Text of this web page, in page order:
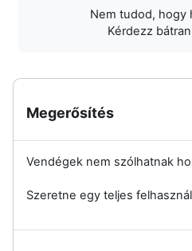
Nem tudod, hogy
Kérdezz
Megerősítés
Vendégek nem szólhatnak
Szeretne egy teljes